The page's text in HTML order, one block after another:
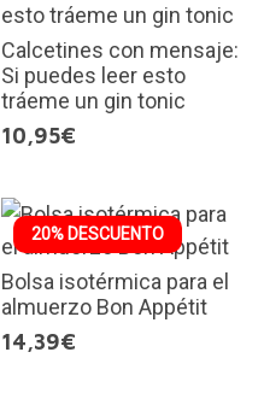
Calcetines con mensaje:
Si puedes leer esto
tráeme un gin tonic
10,95€
20% DESCUENTO
Bolsa isotérmica para el
almuerzo Bon Appétit
14,39€